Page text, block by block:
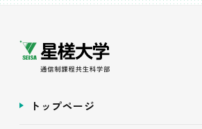
トップページ